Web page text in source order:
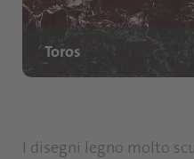
Toros
I disegni legno molto